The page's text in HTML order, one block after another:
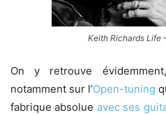
Keith Richards Life
On y retrouve
notamment sur l’Open-tuning
fabrique absolue avec ses